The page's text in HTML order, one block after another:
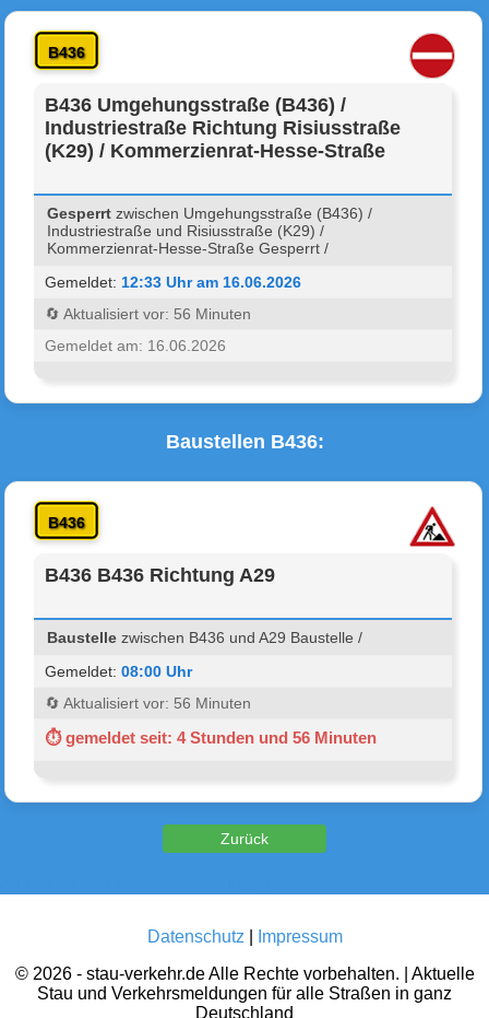
B436
B436 Umgehungsstraße (B436) /
Industriestraße Richtung Risiusstraße
(K29) / Kommerzienrat-Hesse-Straße
Gesperrt zwischen Umgehungsstraße (B436) /
Industriestraße und Risiusstraße (K29) /
Kommerzienrat-Hesse-Straße Gesperrt /
Gemeldet: 12:33 Uhr am 16.06.2026
🔄 Aktualisiert vor: 56 Minuten
Gemeldet am: 16.06.2026
Baustellen B436:
B436
B436 B436 Richtung A29
Baustelle zwischen B436 und A29 Baustelle /
Gemeldet:08:00 Uhr
🔄 Aktualisiert vor: 56 Minuten
⏱ gemeldet seit: 4 Stunden und 56 Minuten
Datenschutz
Impressum
© 2026 - stau-verkehr.de Alle Rechte vorbehalten. | Aktuelle
Stau und Verkehrsmeldungen für alle Straßen in ganz
Deutschland